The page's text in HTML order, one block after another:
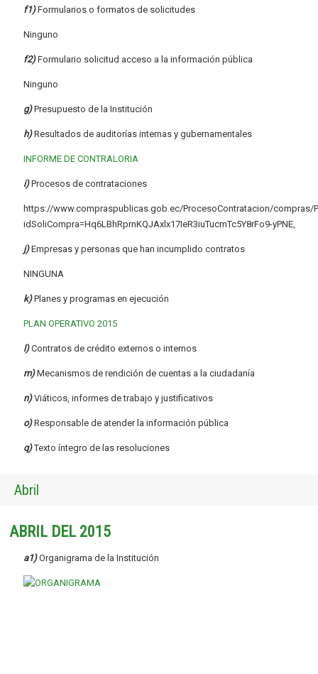
f1)Formularios o formatos de solicitudes
Ninguno
f2)Formulario solicitud acceso a la información pública
Ninguno
g) Presupuesto de la Institución
h)Resultados de auditorías internas y gubernamentales
INFORME DE CONTRALORIA
i) Procesos de contrataciones
https://www.compraspublicas.gob.ec/ProcesoContratacion/compras/
idSoliCompra=Hq6LBhRprnKQJAxlx17IeR3iuTucmTc5Y8rFo9-yPNE,
j) Empresas y personas que han incumplido contratos
NINGUNA
k) Planes y programas en ejecución
PLAN OPERATIVO 2015
l) Contratos de crédito externos o internos
m)Mecanismos de rendición de cuentas a la ciudadanía
n)Viáticos, informes de trabajo y justificativos
o)Responsable de atender la información pública
q) Texto íntegro de las resoluciones
Abril
ABRIL DEL 2015
a1) Organigrama de la Institución